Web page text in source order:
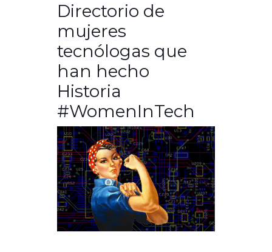
Directorio de
mujeres
tecnólogas que
han hecho
Historia
#WomenInTech